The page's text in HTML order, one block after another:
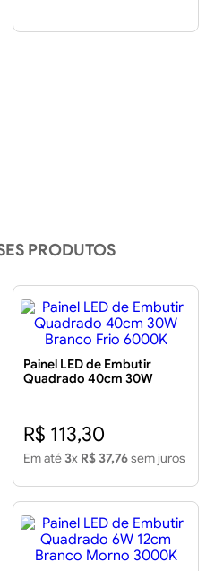
PRODUTOS
Painel LED de Embutir
Quadrado 40cm 30W
R$ 113,30
Em até 3x R$ 37,76sem juros